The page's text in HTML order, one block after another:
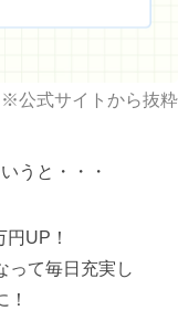
※公式サイトから抜粋
うと・・・
UP！
って毎日充実し